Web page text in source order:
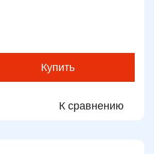
Купить
К сравнению